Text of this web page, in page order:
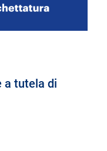
a tutela di